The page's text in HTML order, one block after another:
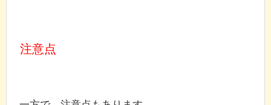
注意点